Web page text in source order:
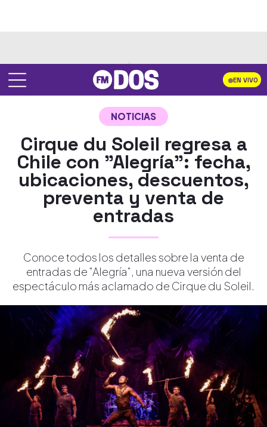
EN VIVO
NOTICIAS
Cirque du Soleil regresa a
Chile con "Alegría": fecha,
ubicaciones, descuentos,
preventa y venta de
entradas
Conoce todos los detalles sobre la venta de
entradas de "Alegría", una nueva versión del
espectáculo más aclamado de Cirque du Soleil.